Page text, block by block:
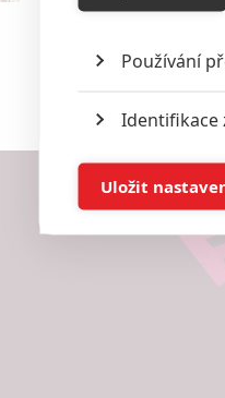
Používání
Identifikace
Ukládání a/
Reklama
Uložit